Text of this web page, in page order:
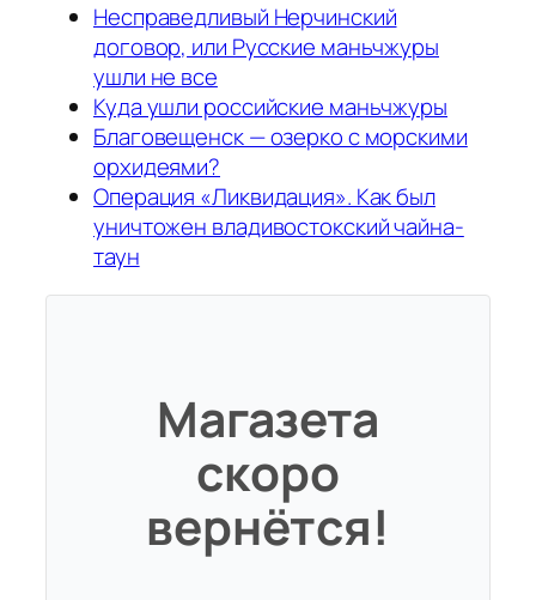
Несправедливый Нерчинский
договор, или Русские маньчжуры
ушли не все
Куда ушли российские маньчжуры
Благовещенск — озерко с морскими
орхидеями?
Операция «Ликвидация». Как был
уничтожен владивостокский чайна-
таун
Магазета
скоро
вернётся!